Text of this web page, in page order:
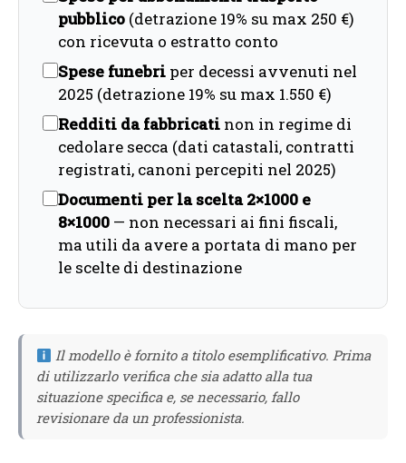
pubblico (detrazione 19% su max 250 €)
con ricevuta o estratto conto
Spese funebri per decessi avvenuti nel
2025 (detrazione 19% su max 1.550 €)
Redditi da fabbricati non in regime di
cedolare secca (dati catastali, contratti
registrati, canoni percepiti nel 2025)
Documenti per la scelta 2×1000 e
8×1000 — non necessari ai fini fiscali,
ma utili da avere a portata di mano per
le scelte di destinazione
Il modello è fornito a titolo esemplificativo. Prima
di utilizzarlo verifica che sia adatto alla tua
situazione specifica e, se necessario, fallo
revisionare da un professionista.